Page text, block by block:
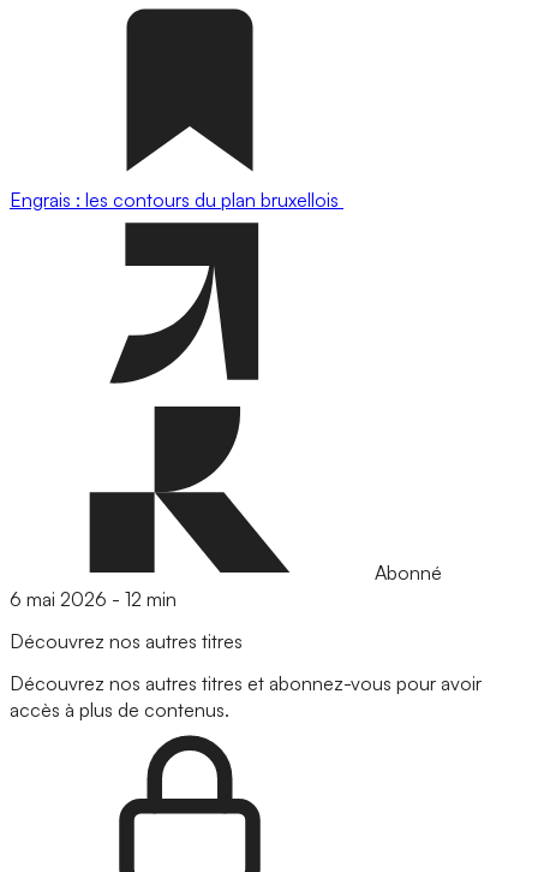
Engrais : les contours du plan bruxellois
Abonné
6 mai 2026 - 12 min
Découvrez nos autres titres
Découvrez nos autres titres et abonnez-vous pour avoir
accès à plus de contenus.